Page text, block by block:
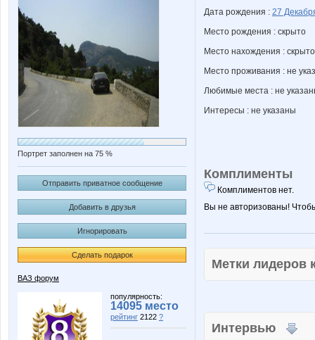
Портрет заполнен на 75 %
Отправить приватное сообщение
Добавить в друзья
Игнорировать
Сделать подарок
ВАЗ форум
популярность:
14095 место
рейтинг 2122 ?
Дата рождения : 27
Место рождения : скрыто
Место нахождения : скрыто
Место проживания : не
Любимые места : не
Интересы : не указаны
Комплименты
Комплиментов нет.
Вы не авторизованы!
Метки
Интервью